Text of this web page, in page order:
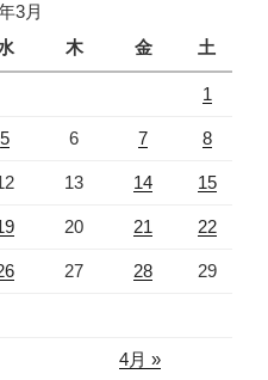
3月
木 金 土
1
5 6 7 8
13 14 15
20 21 22
27 28 29
4月 »